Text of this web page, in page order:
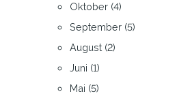
Oktober (4)
September (5)
August (2)
Juni (1)
Mai (5)